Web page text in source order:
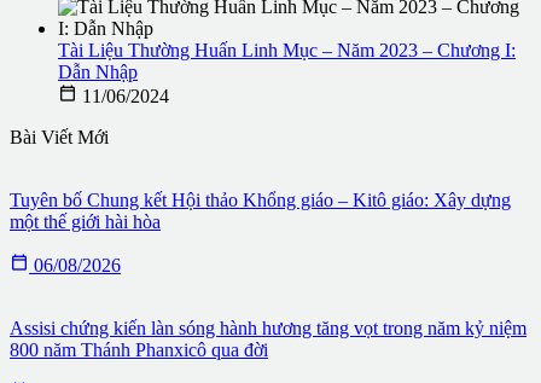
Tài Liệu Thường Huấn Linh Mục – Năm 2023 – Chương I:
Dẫn Nhập
 11/06/2024
Bài Viết Mới
Tuyên bố Chung kết Hội thảo Khổng giáo – Kitô giáo: Xây dựng
một thế giới hài hòa
 06/08/2026
Assisi chứng kiến làn sóng hành hương tăng vọt trong năm kỷ niệm
800 năm Thánh Phanxicô qua đời